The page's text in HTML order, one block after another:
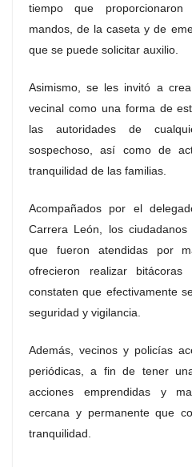
tiempo que
mandos, de la caseta y de
que se puede solicitar auxilio.
Asimismo, se les invitó a
vecinal como una forma de
las autoridades de
sospechoso, así como de
tranquilidad de las familias.
Acompañados por el
Carrera León, los
que fueron atendidas por
ofrecieron realizar
constaten que efectivamente
seguridad y vigilancia.
Además, vecinos y policías
periódicas, a fin de tener
acciones emprendidas y
cercana y permanente que
tranquilidad.